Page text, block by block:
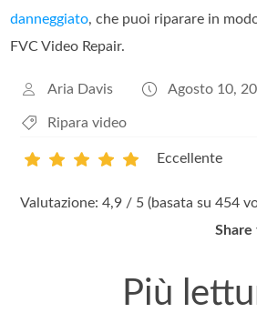
danneggiato, che puoi riparare in
FVC Video Repair.
Aria Davis Agosto 10,
Ripara video
Eccellente
Valutazione: 4,9 / 5 (basata su 454
Share
Più